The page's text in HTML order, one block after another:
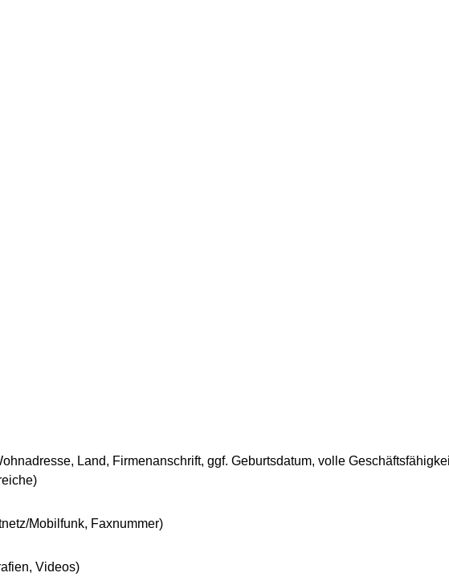
Land, Firmenanschrift, ggf. Geburtsdatum, volle
Mobilfunk, Faxnummer)
Videos)